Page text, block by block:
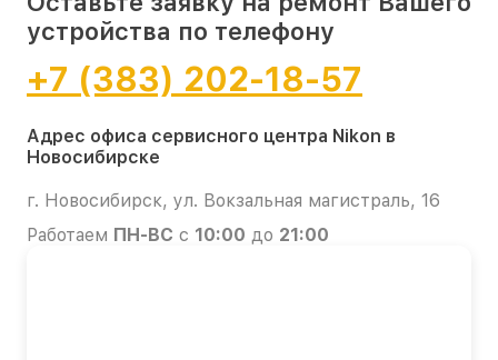
устройства по телефону
+7 (383) 202-18-57
Адрес офиса сервисного центра Nikon в
Новосибирске
г. Новосибирск, ул. Вокзальная магистраль, 16
Работаем ПН-ВС с 10:00 до 21:00